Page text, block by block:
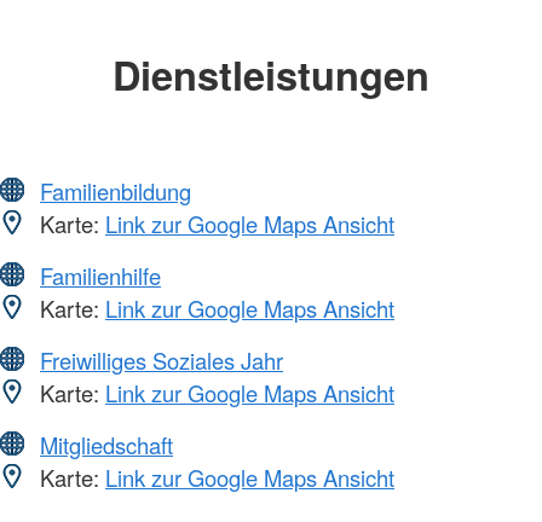
Dienstleistungen
Familienbildung
Karte: Link zur Google Maps Ansicht
Familienhilfe
Karte: Link zur Google Maps Ansicht
Freiwilliges Soziales Jahr
Karte: Link zur Google Maps Ansicht
Mitgliedschaft
Karte: Link zur Google Maps Ansicht